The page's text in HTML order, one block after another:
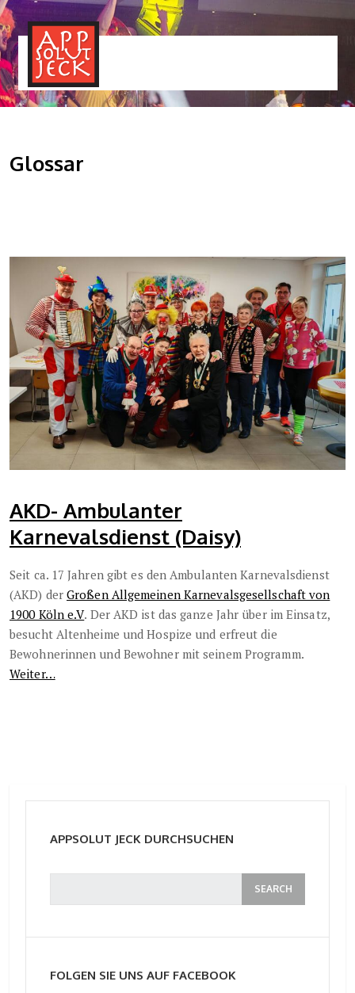
Glossar
AKD- Ambulanter
Karnevalsdienst (Daisy)
Seit ca. 17 Jahren gibt es den Ambulanten Karnevalsdienst
(AKD) der Großen Allgemeinen Karnevalsgesellschaft von
1900 Köln e.V. Der AKD ist das ganze Jahr über im Einsatz,
besucht Altenheime und Hospize und erfreut die
Bewohnerinnen und Bewohner mit seinem Programm.
Weiter…
APPSOLUT JECK DURCHSUCHEN
FOLGEN SIE UNS AUF FACEBOOK